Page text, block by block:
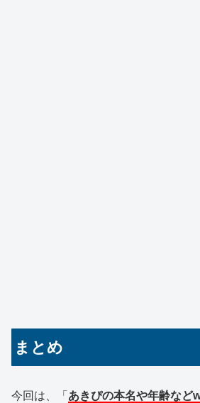
まとめ
今回は、「 あきぴの本名や年齢など